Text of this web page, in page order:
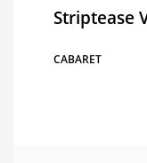
Striptease
CABARET